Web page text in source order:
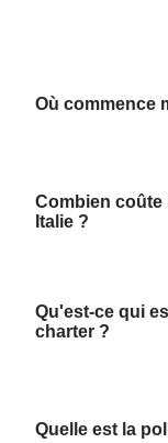
Où commence
Combien coûte
Italie ?
Qu'est-ce qui
charter ?
Quelle est la